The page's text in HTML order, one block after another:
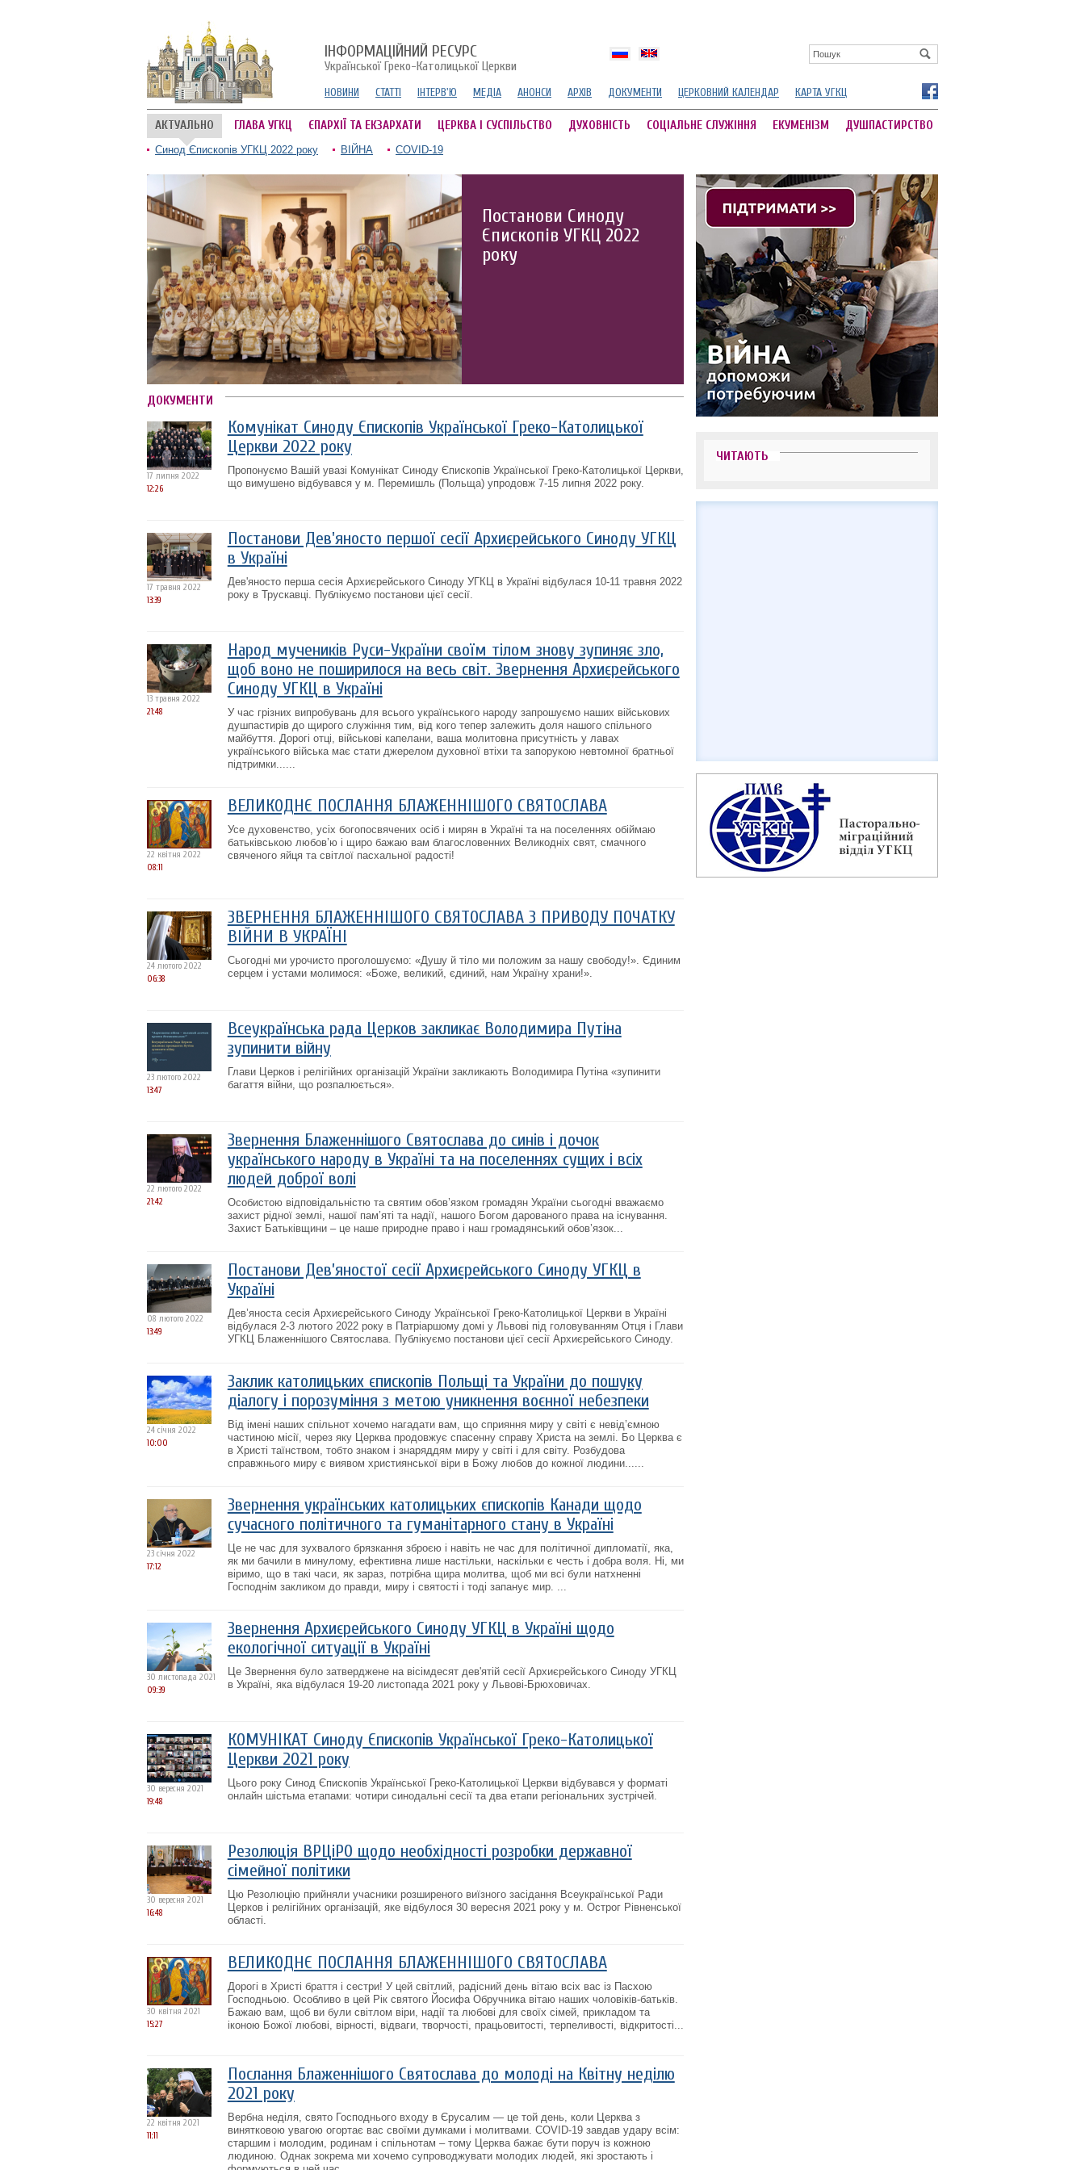
ІНФОРМАЦІЙНИЙ РЕСУРС
Української Греко-Католицької Церкви
НОВИНИ СТАТТІ ІНТЕРВ'Ю МЕДІА АНОНСИ АРХІВ ДОКУМЕНТИ ЦЕРКОВНИЙ КАЛЕНДАР КАРТА УГКЦ
АКТУАЛЬНО ГЛАВА УГКЦ ЄПАРХІЇ ТА ЕКЗАРХАТИ ЦЕРКВА І СУСПІЛЬСТВО ДУХОВНІСТЬ СОЦІАЛЬНЕ СЛУЖІННЯ ЕКУМЕНІЗМ ДУШПАСТИРСТВО
Синод Єпископів УГКЦ 2022 року ВІЙНА COVID-19
Постанови Синоду
Єпископів УГКЦ 2022
року
ДОКУМЕНТИ
17 липня 2022
12:26
Комунікат Синоду Єпископів Української Греко-Католицької
Церкви 2022 року
Пропонуємо Вашій увазі Комунікат Синоду Єпископів Української Греко-Католицької Церкви,
що вимушено відбувався у м. Перемишль (Польща) упродовж 7-15 липня 2022 року.
17 травня 2022
13:39
Постанови Дев'яносто першої сесії Архиєрейського Синоду УГКЦ
в Україні
Дев'яносто перша сесія Архиєрейського Синоду УГКЦ в Україні відбулася 10-11 травня 2022
року в Трускавці. Публікуємо постанови цієї сесії.
13 травня 2022
21:48
Народ мучеників Руси-України своїм тілом знову зупиняє зло,
щоб воно не поширилося на весь світ. Звернення Архиєрейського
Синоду УГКЦ в Україні
У час грізних випробувань для всього українського народу запрошуємо наших військових
душпастирів до щирого служіння тим, від кого тепер залежить доля нашого спільного
майбуття. Дорогі отці, військові капелани, ваша молитовна присутність у лавах
українського війська має стати джерелом духовної втіхи та запорукою невтомної братньої
підтримки......
22 квітня 2022
08:11
ВЕЛИКОДНЄ ПОСЛАННЯ БЛАЖЕННІШОГО СВЯТОСЛАВА
Усе духовенство, усіх богопосвячених осіб і мирян в Україні та на поселеннях обіймаю
батьківською любов’ю і щиро бажаю вам благословенних Великодніх свят, смачного
свяченого яйця та світлої пасхальної радості!
24 лютого 2022
06:38
ЗВЕРНЕННЯ БЛАЖЕННІШОГО СВЯТОСЛАВА З ПРИВОДУ ПОЧАТКУ
ВІЙНИ В УКРАЇНІ
Сьогодні ми урочисто проголошуємо: «Душу й тіло ми положим за нашу свободу!». Єдиним
серцем і устами молимося: «Боже, великий, єдиний, нам Україну храни!».
23 лютого 2022
13:47
Всеукраїнська рада Церков закликає Володимира Путіна
зупинити війну
Глави Церков і релігійних організацій України закликають Володимира Путіна «зупинити
багаття війни, що розпалюється».
22 лютого 2022
21:42
Звернення Блаженнішого Святослава до синів і дочок
українського народу в Україні та на поселеннях сущих і всіх
людей доброї волі
Особистою відповідальністю та святим обов’язком громадян України сьогодні вважаємо
захист рідної землі, нашої пам’яті та надії, нашого Богом дарованого права на існування.
Захист Батьківщини – це наше природне право і наш громадянський обов’язок...
08 лютого 2022
13:49
Постанови Дев’яностої сесії Архиєрейського Синоду УГКЦ в
Україні
Дев’яноста сесія Архиєрейського Синоду Української Греко-Католицької Церкви в Україні
відбулася 2-3 лютого 2022 року в Патріаршому домі у Львові під головуванням Отця і Глави
УГКЦ Блаженнішого Святослава. Публікуємо постанови цієї сесії Архиєрейського Синоду.
24 січня 2022
10:00
Заклик католицьких єпископів Польщі та України до пошуку
діалогу і порозуміння з метою уникнення воєнної небезпеки
Від імені наших спільнот хочемо нагадати вам, що сприяння миру у світі є невід’ємною
частиною місії, через яку Церква продовжує спасенну справу Христа на землі. Бо Церква є
в Христі таїнством, тобто знаком і знаряддям миру у світі і для світу. Розбудова
справжнього миру є виявом християнської віри в Божу любов до кожної людини......
23 січня 2022
17:12
Звернення українських католицьких єпископів Канади щодо
сучасного політичного та гуманітарного стану в Україні
Це не час для зухвалого брязкання зброєю і навіть не час для політичної дипломатії, яка,
як ми бачили в минулому, ефективна лише настільки, наскільки є честь і добра воля. Ні, ми
віримо, що в такі часи, як зараз, потрібна щира молитва, щоб ми всі були натхненні
Господнім закликом до правди, миру і святості і тоді запанує мир. ...
30 листопада 2021
09:39
Звернення Архиєрейського Синоду УГКЦ в Україні щодо
екологічної ситуації в Україні
Це Звернення було затверджене на вісімдесят дев'ятій сесії Архиєрейського Синоду УГКЦ
в Україні, яка відбулася 19-20 листопада 2021 року у Львові-Брюховичах.
30 вересня 2021
19:48
КОМУНІКАТ Синоду Єпископів Української Греко-Католицької
Церкви 2021 року
Цього року Синод Єпископів Української Греко-Католицької Церкви відбувався у форматі
онлайн шістьма етапами: чотири синодальні сесії та два етапи регіональних зустрічей.
30 вересня 2021
16:48
Резолюція ВРЦіРО щодо необхідності розробки державної
сімейної політики
Цю Резолюцію прийняли учасники розширеного виїзного засідання Всеукраїнської Ради
Церков і релігійних організацій, яке відбулося 30 вересня 2021 року у м. Острог Рівненської
області.
30 квітня 2021
15:27
ВЕЛИКОДНЄ ПОСЛАННЯ БЛАЖЕННІШОГО СВЯТОСЛАВА
Дорогі в Христі браття і сестри! У цей світлий, радісний день вітаю всіх вас із Пасхою
Господньою. Особливо в цей Рік святого Йосифа Обручника вітаю наших чоловіків-батьків.
Бажаю вам, щоб ви були світлом віри, надії та любові для своїх сімей, прикладом та
іконою Божої любові, вірності, відваги, творчості, працьовитості, терпеливості, відкритості...
22 квітня 2021
11:11
Послання Блаженнішого Святослава до молоді на Квітну неділю
2021 року
Вербна неділя, свято Господнього входу в Єрусалим — це той день, коли Церква з
винятковою увагою огортає вас своїми думками і молитвами. COVID-19 завдав удару всім:
старшим і молодим, родинам і спільнотам – тому Церква бажає бути поруч із кожною
людиною. Однак зокрема ми хочемо супроводжувати молодих людей, які зростають і
ЧИТАЮТЬ